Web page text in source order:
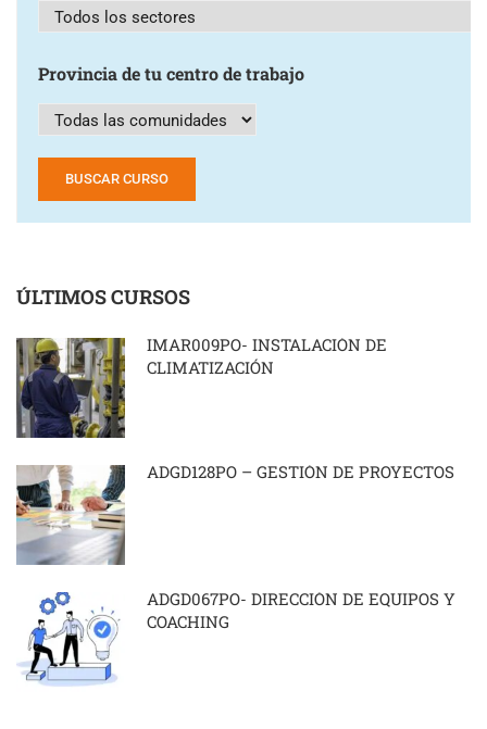
Provincia de tu centro de trabajo
ÚLTIMOS CURSOS
IMAR009PO- INSTALACIÓN DE
CLIMATIZACIÓN
ADGD128PO – GESTIÓN DE PROYECTOS
ADGD067PO- DIRECCIÓN DE EQUIPOS Y
COACHING